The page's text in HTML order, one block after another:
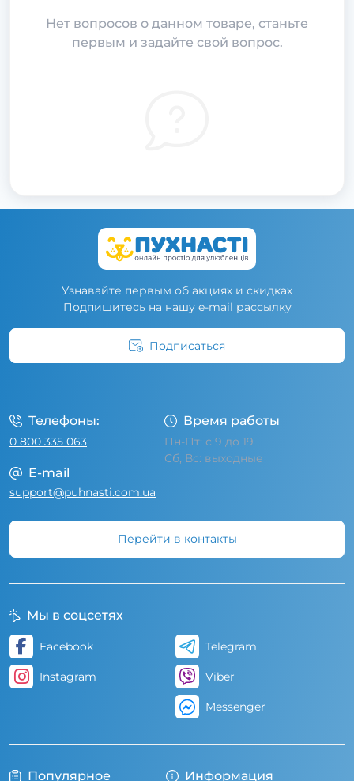
Нет вопросов о данном товаре, станьте
первым и задайте свой вопрос.
Узнавайте первым об акциях и скидках
Подпишитесь на нашу e-mail рассылку
Подписаться
Телефоны:
0 800 335 063
Время работы
Пн-Пт: с 9 до 19
Сб, Вс: выходные
E-mail
support@puhnasti.com.ua
Перейти в контакты
Популярное Информация
Мы в соцсетях
Facebook
Instagram
Telegram
Viber
Messenger